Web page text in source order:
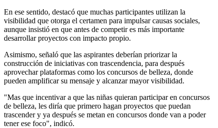
En ese sentido, destacó que muchas participantes utilizan la
visibilidad que otorga el certamen para impulsar causas sociales,
aunque insistió en que antes de competir es más importante
desarrollar proyectos con impacto propio.
Asimismo, señaló que las aspirantes deberían priorizar la
construcción de iniciativas con trascendencia, para después
aprovechar plataformas como los concursos de belleza, donde
pueden amplificar su mensaje y alcanzar mayor visibilidad.
"Mas que incentivar a que las niñas quieran participar en concursos
de belleza, les diría que primero hagan proyectos que puedan
trascender y ya después se metan en concursos donde van a poder
tener ese foco", indicó.